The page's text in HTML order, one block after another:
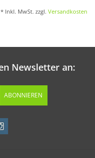
nur leicht andrücken,
* Inkl. MwSt. zzgl. Versandkosten
Newsletter an:
ABONNIEREN